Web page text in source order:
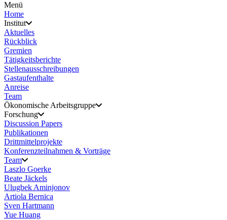
Menü
Home
Institut
Aktuelles
Rückblick
Gremien
Tätigkeitsberichte
Stellenausschreibungen
Gastaufenthalte
Anreise
Team
Ökonomische Arbeitsgruppe
Forschung
Discussion Papers
Publikationen
Drittmittelprojekte
Konferenzteilnahmen & Vorträge
Team
Laszlo Goerke
Beate Jäckels
Ulugbek Aminjonov
Artiola Bernica
Sven Hartmann
Yue Huang